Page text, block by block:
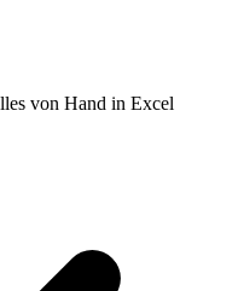
von Hand in Excel